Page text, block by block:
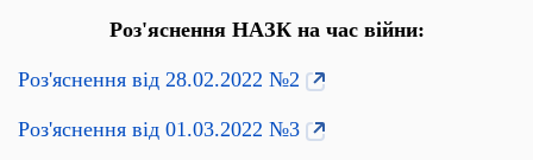
Роз'яснення НАЗК на час війни:
Роз'яснення від 28.02.2022 №2
Роз'яснення від 01.03.2022 №3